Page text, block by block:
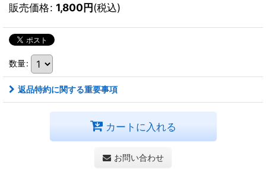
販売価格: 1,800円(税込)
数量:
返品特約に関する重要事項
カートに入れる
お問い合わせ